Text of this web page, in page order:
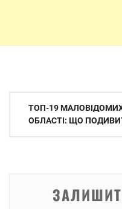
Навігація
записів
ТОП-19
ОБЛАСТІ: ЩО